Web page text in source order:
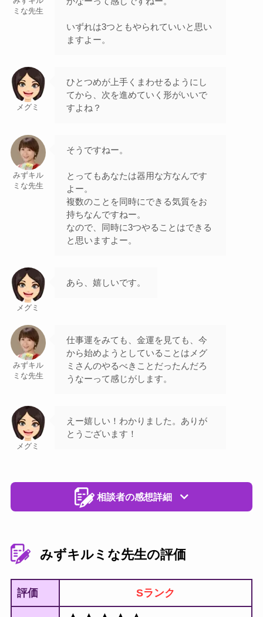
ミな先生
いずれは3つともやられていいと思い
ますよー。
メグミ
ひとつめが上手くまわせるようにし
てから、次を進めていく形がいいで
すよね？
みずキル
ミな先生
そうですねー。
とってもあなたは器用な方なんです
よー。
複数のことを同時にできる気質をお
持ちなんですねー。
なので、同時に3つやることはできる
と思いますよー。
メグミ
あら、嬉しいです。
みずキル
ミな先生
仕事運をみても、金運を見ても、今
から始めようとしていることはメグ
ミさんのやるべきことだったんだろ
うなーって感じがします。
メグミ
えー嬉しい！わかりました。ありが
とうございます！
相談者の感想詳細
みずキルミな先生の評価
評価 Sランク